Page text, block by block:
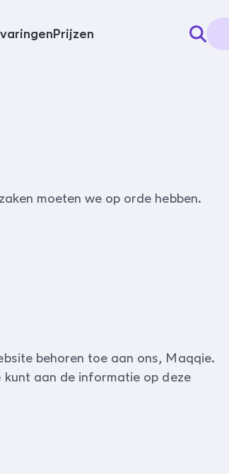
Prijzen
moeten we op orde hebben.
behoren toe aan ons, Maqqie.
kunt aan de informatie op deze